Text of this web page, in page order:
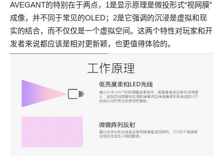
AVEGANT的特别在于两点，1是显示原理是微投形式“视网膜”
成像，并不同于常见的OLED；2是它强调的沉浸是虚拟和现
实的结合，而不仅仅是一个虚拟空间。这两个特性对玩家和开
发者来说都应该是相对更新颖，也更值得体验的。